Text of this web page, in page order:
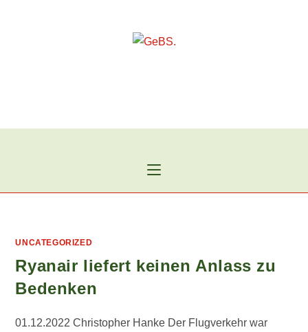
UNCATEGORIZED
Ryanair liefert keinen Anlass zu
Bedenken
01.12.2022 Christopher Hanke Der Flugverkehr war